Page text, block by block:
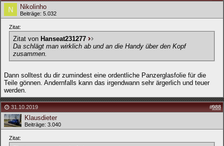
Nikolinho
Beiträge: 5.032
Zitat:
Zitat von Hanseat231277
Da schlägt man wirklich ab und an die Handy über den Kopf
zusammen.
Dann solltest du dir zumindest eine ordentliche Panzerglasfolie für die
Teile gönnen. Andernfalls kann das irgendwann sehr ärgerlich und teuer
werden.
31.10.2019 #988
Klausdieter
Beiträge: 3.040
Zitat: